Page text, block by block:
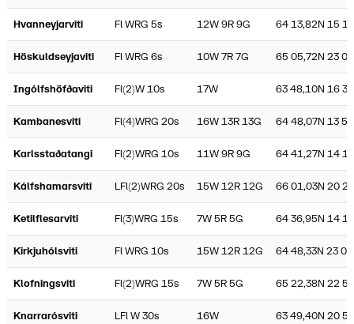
Hvanneyjarviti Fl WRG 5s 12W 9R 9G 64 13,82N 15
Höskuldseyjaviti Fl WRG 6s 10W 7R 7G 65 05,72N 23
Ingólfshöfðaviti Fl(2)W 10s 17W 63 48,10N 16
Kambanesviti Fl(4)WRG 20s 16W 13R 13G 64 48,07N 13
Karlsstaðatangi Fl(2)WRG 10s 11W 9R 9G 64 41,27N 14
Kálfshamarsviti LFl(2)WRG 20s 15W 12R 12G 66 01,03N 20
Ketilflesarviti Fl(3)WRG 15s 7W 5R 5G 64 36,95N 14
Kirkjuhólsviti Fl WRG 10s 15W 12R 12G 64 48,33N 23
Klofningsviti Fl(2)WRG 15s 7W 5R 5G 65 22,38N 22
Knarrarósviti LFl W 30s 16W 63 49,40N 20